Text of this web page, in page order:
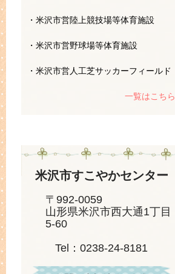
・米沢市営陸上競技場等体育施設
・米沢市営野球場等体育施設
・米沢市営人工芝サッカーフィールド
一覧はこちら
米沢市すこやかセンター
〒992-0059
山形県米沢市西大通1丁目
5-60
Tel：0238-24-8181